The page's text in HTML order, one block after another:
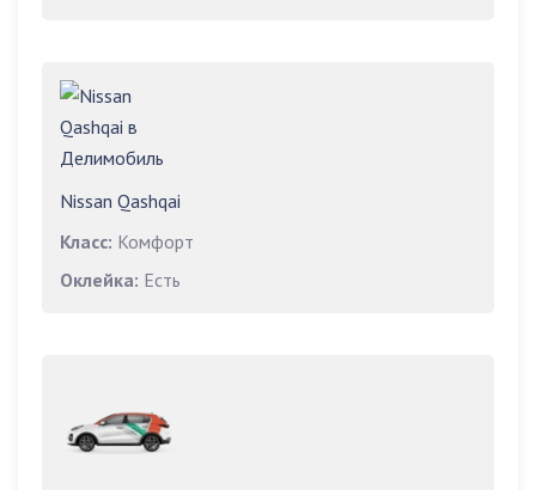
Nissan Qashqai
Класс: Комфорт
Оклейка: Есть